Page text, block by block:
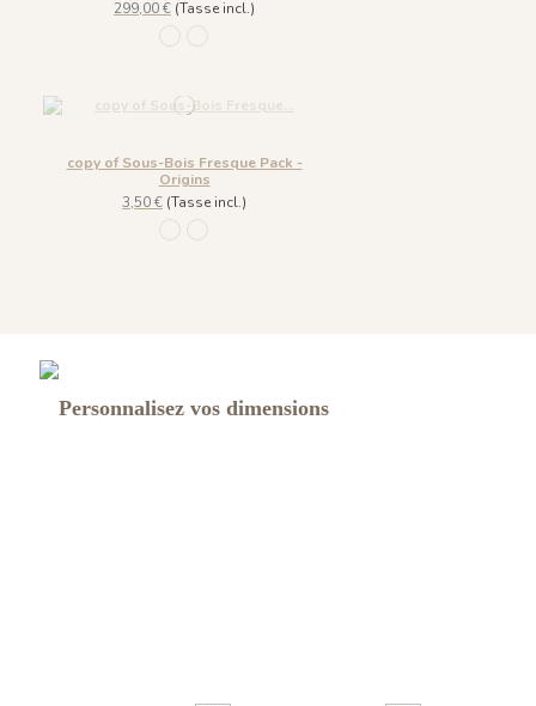
299,00 € (Tasse incl.)
copy of Sous-Bois Fresque Pack -
Origins
3,50 € (Tasse incl.)
Personnalisez vos dimensions